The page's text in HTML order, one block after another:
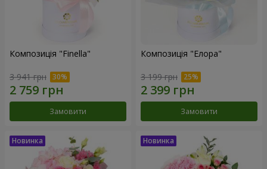
Композиція "Finella"
3 941 грн
Замовити
Композиція "Елора"
3 199 грн
Замовити